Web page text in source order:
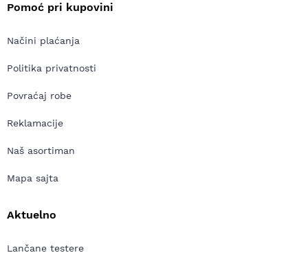
Pomoć pri kupovini
Načini plaćanja
Politika privatnosti
Povraćaj robe
Reklamacije
Naš asortiman
Mapa sajta
Aktuelno
Lančane testere